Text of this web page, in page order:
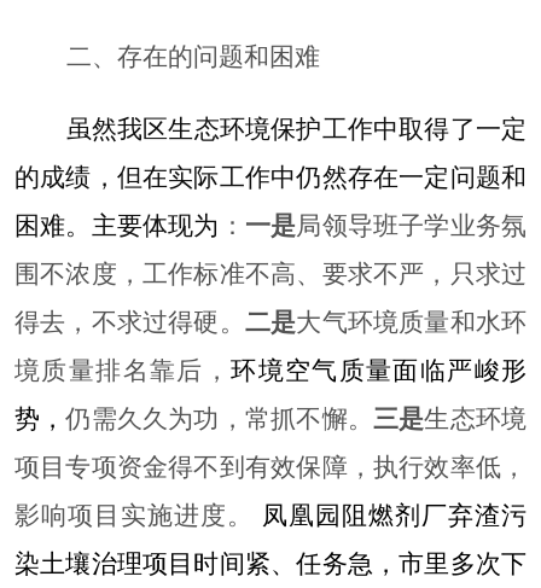
二、存在的问题和困难
虽然我区生态环境保护工作中取得了一定
的成绩，但在实际工作中仍然存在一定问题和
困难。 主要体现为 ： 一是局领导班子学业务氛
围不浓度，工作标准不高、要求不严，只求过
得去，不求过得硬。 二是大气环境质量和水环
境质量排名靠后，环境空气质量面临严峻形
势，仍需久久为功，常抓不懈。 三是生态环境
项目专项资金得不到有效保障，执行效率低，
影响项目实施进度。
凤凰园阻燃剂厂弃渣污
染土壤治理项目时间紧、任务急，市里多次下